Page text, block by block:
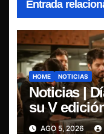
Entrada
HOME NOTICIAS
Noticias |
su V
regreso del
AGO 5, 2026